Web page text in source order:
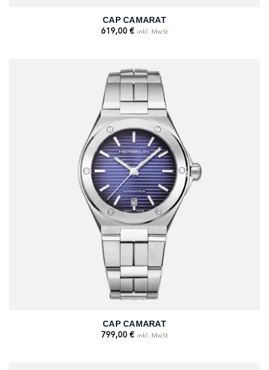
CAP CAMARAT
619,00 € inkl. MwSt
CAP CAMARAT
799,00 € inkl. MwSt